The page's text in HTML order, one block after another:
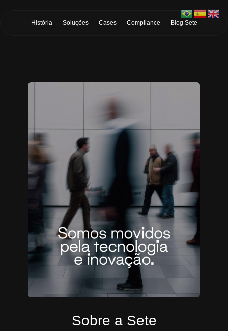
História Soluções Cases Compliance Blog Sete
Sobre a Sete